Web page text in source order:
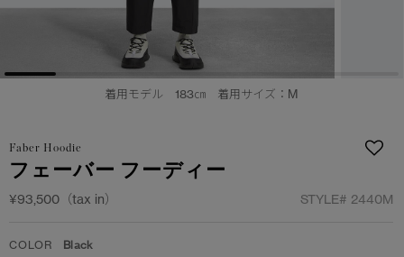
アクセサリー
フットウェア
アクセサリー
フットウェア
着用モデル 183㎝ 着用サイズ：M
Faber Hoodie
フェーバー フーディー
¥93,500（tax in） STYLE# 2440M
COLOR Black